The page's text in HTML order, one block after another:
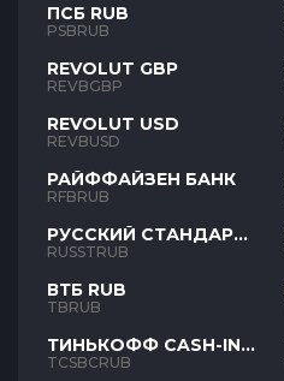
ПСБ RUB
PSBRUB
REVOLUT GBP
REVBGBP
REVOLUT USD
REVBUSD
РАЙФФАЙЗЕН БАНК
RFBRUB
РУССКИЙ СТАНДАРТ
RUB
RUSSTRUB
ВТБ RUB
TBRUB
ТИНЬКОФФ CASH-IN
RUB
TCSBCRUB